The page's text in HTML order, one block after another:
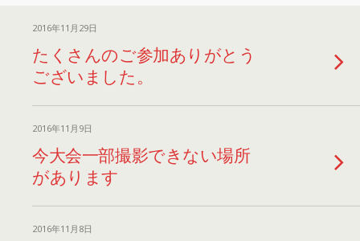
2016年11月29日
たくさんのご参加ありがとう
ございました。
2016年11月9日
今大会一部撮影できない場所
があります
2016年11月8日